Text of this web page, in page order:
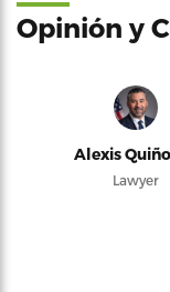
Opinión y
Alexis
Lawyer